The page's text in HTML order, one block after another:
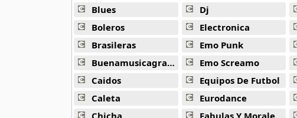
Angel Beats
39 músicas online
36 músicas online
Angel Sanctuary
Blues
Boleros
Brasileras
Buenamusicagratis
Caidos
Caleta
Chicha
Dj
Electronica
Emo Punk
Emo Screamo
Equipos De Futbol
Eurodance
Fabulas Y Moralejas